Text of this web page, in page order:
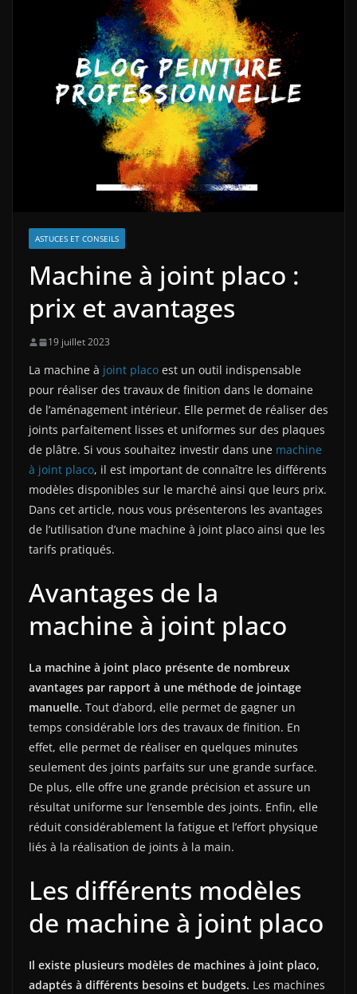
ASTUCES ET CONSEILS
Machine à joint placo :
prix et avantages
19 juillet 2023
La machine à joint placo est un outil indispensable
pour réaliser des travaux de finition dans le domaine
de l’aménagement intérieur. Elle permet de réaliser des
joints parfaitement lisses et uniformes sur des plaques
de plâtre. Si vous souhaitez investir dans une machine
à joint placo, il est important de connaître les différents
modèles disponibles sur le marché ainsi que leurs prix.
Dans cet article, nous vous présenterons les avantages
de l’utilisation d’une machine à joint placo ainsi que les
tarifs pratiqués.
Avantages de la
machine à joint placo
La machine à joint placo présente de nombreux
avantages par rapport à une méthode de jointage
manuelle. Tout d’abord, elle permet de gagner un
temps considérable lors des travaux de finition. En
effet, elle permet de réaliser en quelques minutes
seulement des joints parfaits sur une grande surface.
De plus, elle offre une grande précision et assure un
résultat uniforme sur l’ensemble des joints. Enfin, elle
réduit considérablement la fatigue et l’effort physique
liés à la réalisation de joints à la main.
Les différents modèles
de machine à joint placo
Il existe plusieurs modèles de machines à joint placo,
adaptés à différents besoins et budgets. Les machines